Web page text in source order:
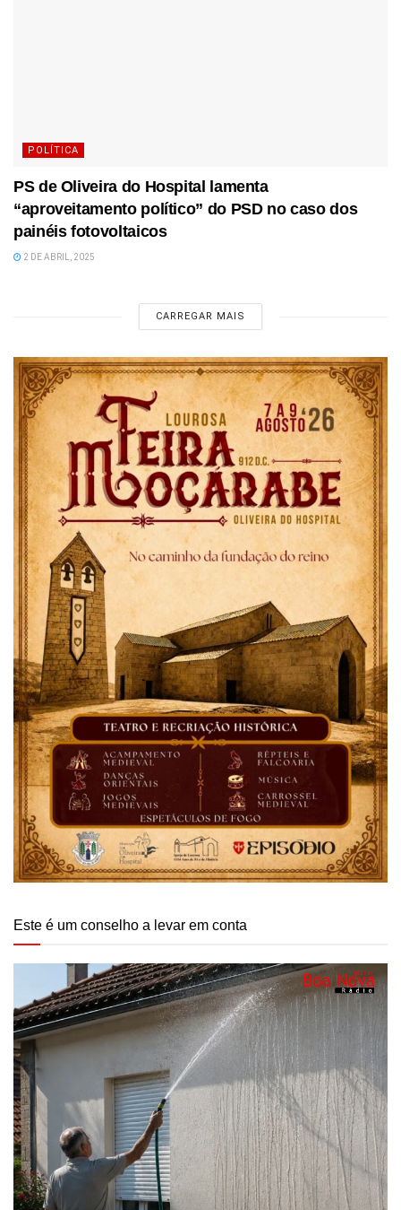
POLÍTICA
PS de Oliveira do Hospital lamenta
“aproveitamento político” do PSD no caso dos
painéis fotovoltaicos
2 DE ABRIL, 2025
CARREGAR MAIS
Este é um conselho a levar em conta